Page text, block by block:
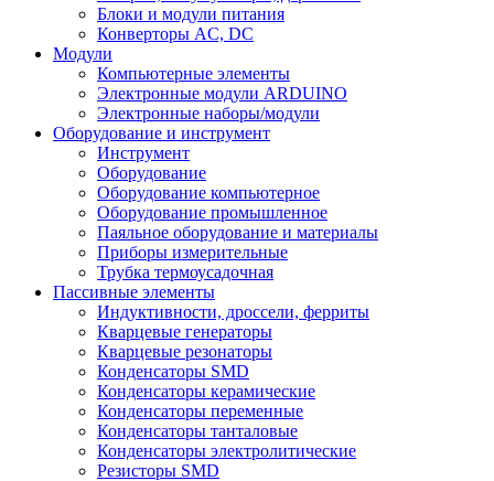
Блоки и модули питания
Конверторы AC, DC
Модули
Компьютерные элементы
Электронные модули ARDUINO
Электронные наборы/модули
Оборудование и инструмент
Инструмент
Оборудование
Оборудование компьютерное
Оборудование промышленное
Паяльное оборудование и материалы
Приборы измерительные
Трубка термоусадочная
Пассивные элементы
Индуктивности, дроссели, ферриты
Кварцевые генераторы
Кварцевые резонаторы
Конденсаторы SMD
Конденсаторы керамические
Конденсаторы переменные
Конденсаторы танталовые
Конденсаторы электролитические
Резисторы SMD